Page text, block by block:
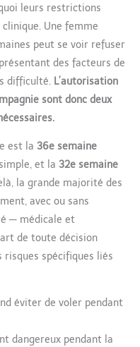
leurs restrictions
Une femme
peut se voir refuser
des facteurs de
difficulté. L’autorisation
sont donc deux
est la 36e semaine
et la 32e semaine
la grande majorité des
avec ou sans
— médicale et
de toute décision
risques spécifiques liés
éviter de voler pendant
dangereux pendant la